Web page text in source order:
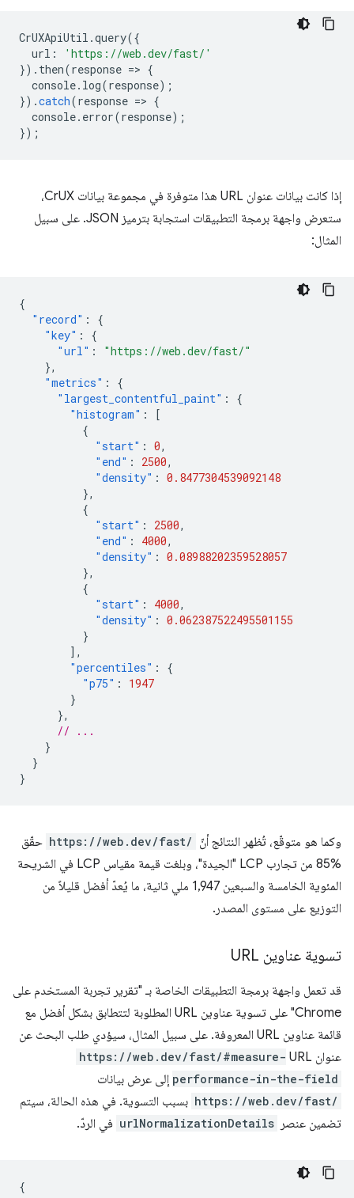
CrUXApiUtil .query({
url :
'https://web.dev/fast/'
}). then(response => {
console. log(response);
}).catch(response => {
console. error(response);
});
إذا كانت بيانات عنوان URL هذا متوفرة في مجموعة بيانات CrUX،
ستعرض واجهة برمجة التطبيقات استجابة بترميز JSON. على سبيل
المثال:
{
"record" :
{
"key" :
{
"url" :
"https://web.dev/fast/"
},
"metrics" :
{
"largest_contentful_paint" :
{
"histogram" :
[
{
"start" : 0,
"end" : 2500,
"density" : 0.8477304539092148
},
{
"start" : 2500,
"end" : 4000,
"density" : 0.08988202359528057
},
{
"start" : 4000,
"density" : 0.062387522495501155
}
],
"percentiles" :
{
"p75" :
1947
}
},
// ...
}
}
}
وكما هو متوقّع، تُظهر النتائج أنّ https://web.dev/fast/ حقّق
%85 من تجارب LCP "الجيدة"، وبلغت قيمة مقياس LCP في الشريحة
المئوية الخامسة والسبعين 1,947 ملي ثانية، ما يُعدّ أفضل قليلاً من
التوزيع على مستوى المصدر.
تسوية عناوين URL
قد تعمل واجهة برمجة التطبيقات الخاصة بـ "تقرير تجربة المستخدم على
Chrome" على تسوية عناوين URL المطلوبة لتتطابق بشكل أفضل مع
قائمة عناوين URL المعروفة. على سبيل المثال، سيؤدي طلب البحث عن
عنوان URL
https://web.dev/fast/#measure-
performance-in-the-field إلى عرض بيانات
https://web.dev/fast/ بسبب التسوية. في هذه الحالة، سيتم
تضمين عنصر urlNormalizationDetails في الردّ.
{